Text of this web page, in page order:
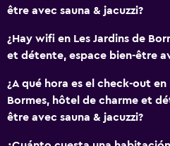
être avec sauna & jacuzzi?
¿Hay wifi en Les Jardins de
et détente, espace bien-être
¿A qué hora es el check-out en
Bormes, hôtel de charme et
être avec sauna & jacuzzi?